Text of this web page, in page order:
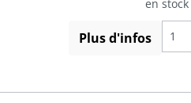
en stock
Plus d'infos